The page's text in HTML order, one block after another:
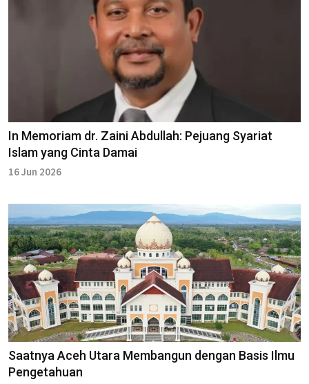
In Memoriam dr. Zaini Abdullah: Pejuang Syariat
Islam yang Cinta Damai
16 Jun 2026
Saatnya Aceh Utara Membangun dengan Basis Ilmu
Pengetahuan